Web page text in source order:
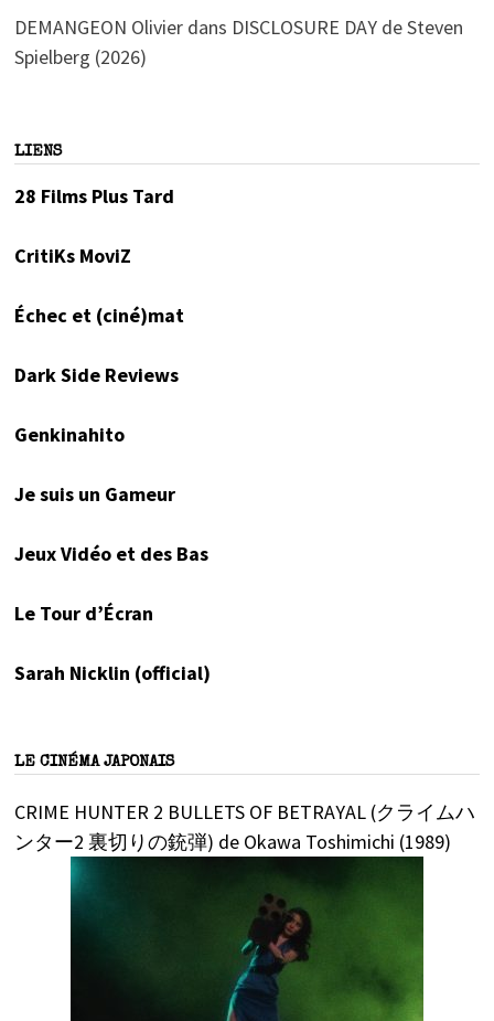
DEMANGEON Olivierdans DISCLOSURE DAY de Steven
Spielberg (2026)
LIENS
28 Films Plus Tard
CritiKs MoviZ
Échec et (ciné)mat
Dark Side Reviews
Genkinahito
Je suis un Gameur
Jeux Vidéo et des Bas
Le Tour d’Écran
Sarah Nicklin (official)
LE CINÉMA JAPONAIS
CRIME HUNTER 2 BULLETS OF BETRAYAL (クライムハ
ンター2 裏切りの銃弾) de Okawa Toshimichi (1989)